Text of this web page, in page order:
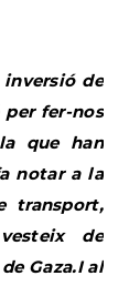
de
fer-nos
que han
notar a la
transport,
de
Gaza.I al